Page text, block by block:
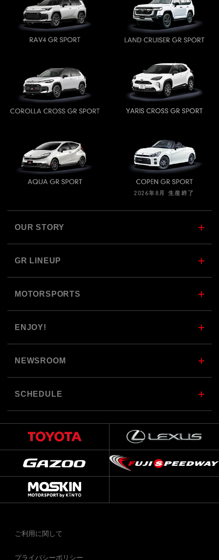
2026年8月 生産終了
OUR STORY
GR LINEUP
MOTORSPORTS
ENJOY!
NEWSROOM
SCHEDULE
ご利用に関して
プライバシーポリシー